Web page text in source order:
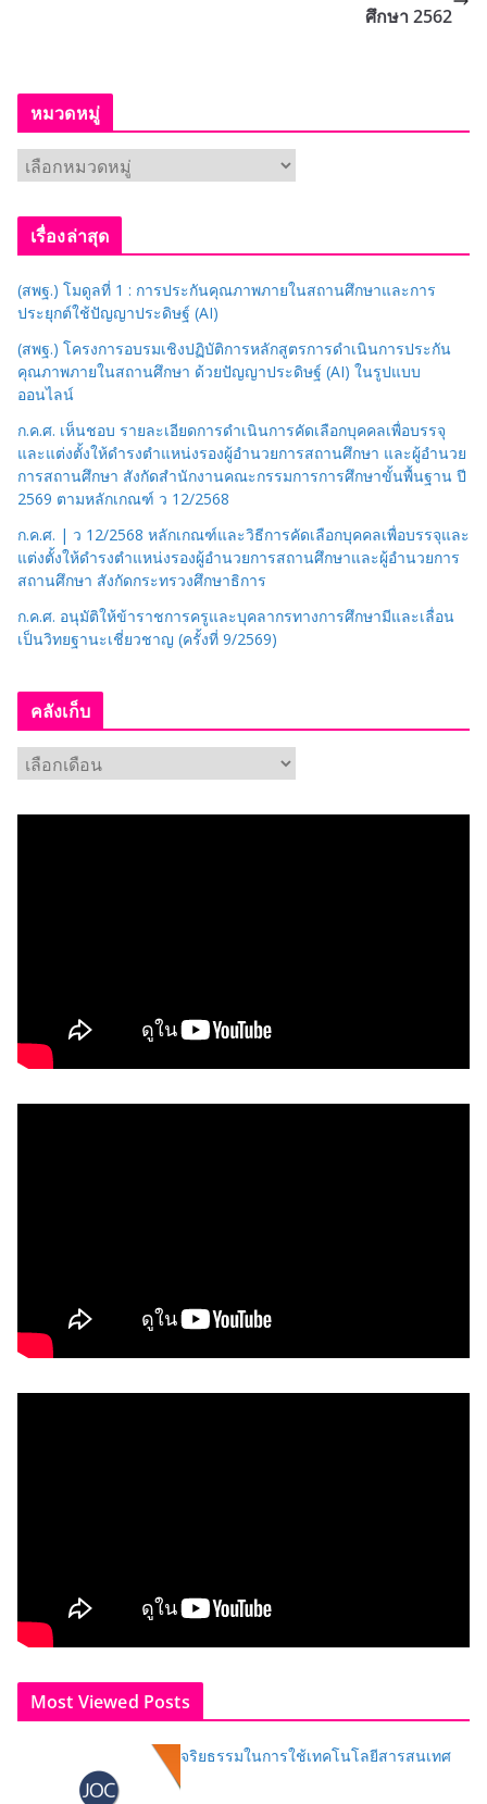
ศึกษา 2562
หมวดหมู่
ม
ว
มู่
เรื่องล่าสุด
(สพฐ.) โมดูลที่ 1 : การประกันคุณภาพภายในสถานศึกษาและการ
ประยุกต์ใช้ปัญญาประดิษฐ์ (AI)
(สพฐ.) โครงการอบรมเชิงปฏิบัติการหลักสูตรการดำเนินการประกัน
คุณภาพภายในสถานศึกษา ด้วยปัญญาประดิษฐ์ (AI) ในรูปแบบ
ออนไลน์
ก.ค.ศ. เห็นชอบ รายละเอียดการดำเนินการคัดเลือกบุคคลเพื่อบรรจุ
และแต่งตั้งให้ดำรงตำแหน่งรองผู้อำนวยการสถานศึกษา และผู้อำนวย
การสถานศึกษา สังกัดสำนักงานคณะกรรมการการศึกษาขั้นพื้นฐาน ปี
2569 ตามหลักเกณฑ์ ว 12/2568
ก.ค.ศ. | ว 12/2568 หลักเกณฑ์และวิธีการคัดเลือกบุคคลเพื่อบรรจุและ
แต่งตั้งให้ดำรงตำแหน่งรองผู้อำนวยการสถานศึกษาและผู้อำนวยการ
สถานศึกษา สังกัดกระทรวงศึกษาธิการ
ก.ค.ศ. อนุมัติให้ข้าราชการครูและบุคลากรทางการศึกษามีและเลื่อน
เป็นวิทยฐานะเชี่ยวชาญ (ครั้งที่ 9/2569)
คลังเก็บ
ลั
ง
Most Viewed Posts
จริยธรรมในการใช้เทคโนโลยีสารสนเทศ